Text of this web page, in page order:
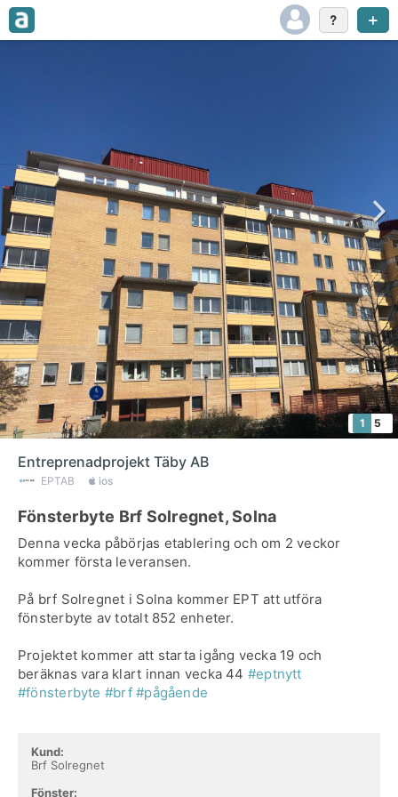
1 5
Entreprenadprojekt Täby AB
EPTAB ios
Fönsterbyte Brf Solregnet, Solna
Denna vecka påbörjas etablering och om 2 veckor
kommer första leveransen.
På brf Solregnet i Solna kommer EPT att utföra
fönsterbyte av totalt 852 enheter.
Projektet kommer att starta igång vecka 19 och
beräknas vara klart innan vecka 44 #eptnytt
#fönsterbyte #brf #pågående
Kund:
Brf Solregnet
Fönster: